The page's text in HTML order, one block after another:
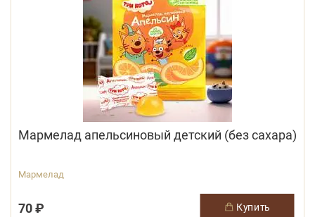
Мармелад апельсиновый детский (без сахара)
Мармелад
70 ₽ купить